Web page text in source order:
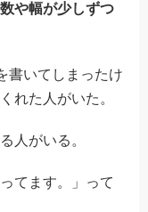
や幅が少しずつ
書いてしまったけ
れた人がいた。
人がいる。
てます。」って